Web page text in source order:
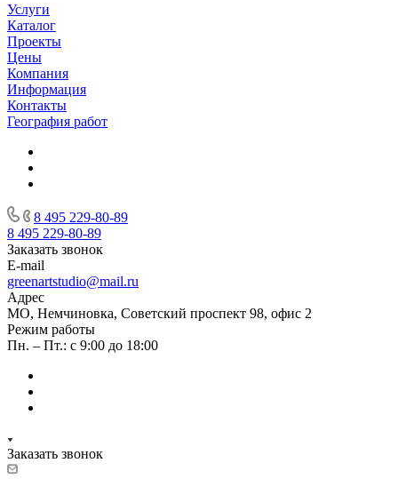
Услуги
Каталог
Проекты
Цены
Компания
Информация
Контакты
География работ
8 495 229-80-89
8 495 229-80-89
Заказать звонок
E-mail
greenartstudio@mail.ru
Адрес
МО, Немчиновка, Советский проспект 98, офис 2
Режим работы
Пн. – Пт.: с 9:00 до 18:00
Заказать звонок